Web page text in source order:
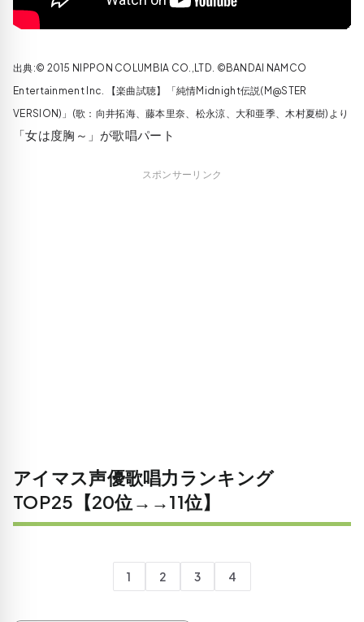
出典:© 2015 NIPPON COLUMBIA CO.,LTD. ©BANDAI NAMCO
Entertainment Inc. 【楽曲試聴】「純情Midnight伝説(M@STER
VERSION)」(歌：向井拓海、藤本里奈、松永涼、大和亜季、木村夏樹)より
「女は度胸～」が歌唱パート
スポンサーリンク
アイマス声優歌唱力ランキング
TOP25【20位→→11位】
1 2 3 4